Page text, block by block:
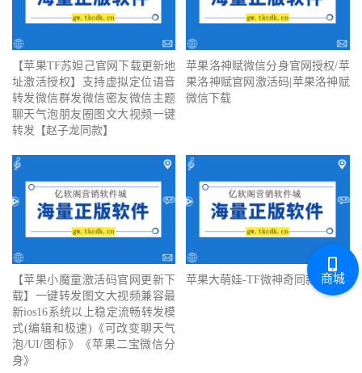
【苹果TF苏妲己官网下载更新地
址激活授权】支持虚拟定位语音
转发微信群发微信密友微信主题
聊天气泡朋友圈图文大视频一键
转发【赵子龙同款】
苹果洛神赋微信分身官网授权/苹
果洛神赋官网激活码|苹果洛神赋
微信下载
【苹果小魔童激活码官网更新下
载】一键转发图文大视频兼容最
新ios16系统以上稳定流畅转发模
式(编辑和极速)《可改变聊天气
泡/UI/图标》《苹果二宝微信分
身》
苹果大萌娃-TF微神奇同款 商城